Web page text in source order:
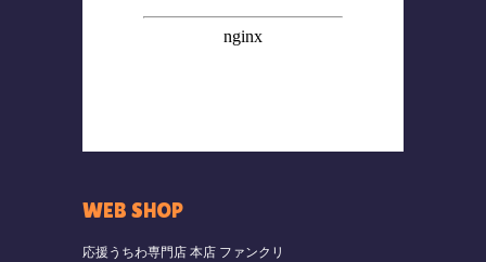
WEB SHOP
応援うちわ専門店 本店 ファンクリ